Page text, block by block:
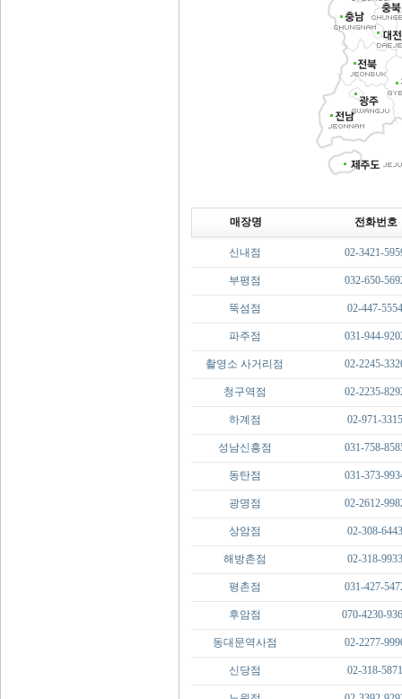
매장명 전화번호
신내점 02-3421-
부평점 032-650-
뚝섬점 02-447-5554
파주점 031-944-
촬영소 사거리점 02-2245-
청구역점 02-2235-
하계점 02-971-3315
성남신흥점 031-758-
동탄점 031-373-
광명점 02-2612-
상암점 02-308-6443
해방촌점 02-318-9933
평촌점 031-427-
후암점 070-4230-
동대문역사점 02-2277-
신당점 02-318-5871